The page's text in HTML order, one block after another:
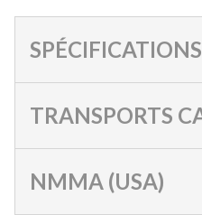
SPÉCIFICATIONS
TRANSPORTS
NMMA (USA)